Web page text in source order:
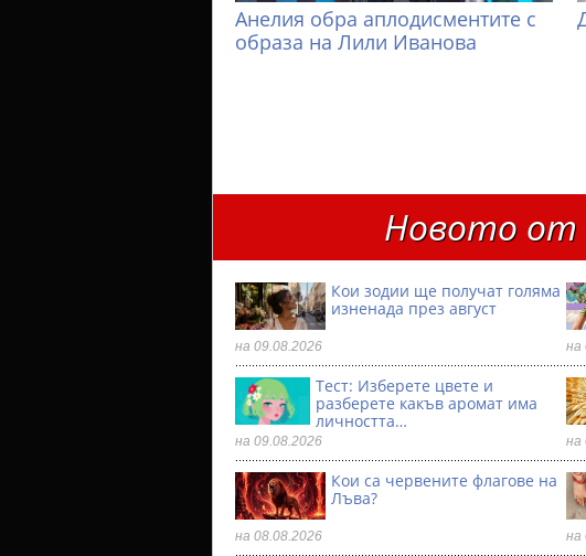
Анелия обра аплодисментите с
образа на Лили Иванова
Новото от
Кои зодии ще получат голяма
изненада през август
на 09.08.2026 на
Тест: Изберете цвете и
разберете какъв аромат има
личността…
на 09.08.2026 на
Кои са червените флагове на
Лъва?
на 08.08.2026 на